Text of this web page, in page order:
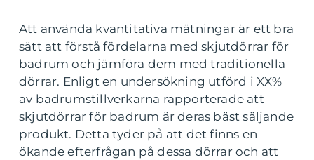
Att använda kvantitativa mätningar är ett bra
sätt att förstå fördelarna med skjutdörrar för
badrum och jämföra dem med traditionella
dörrar. Enligt en undersökning utförd i XX%
av badrumstillverkarna rapporterade att
skjutdörrar för badrum är deras bäst säljande
produkt. Detta tyder på att det finns en
ökande efterfrågan på dessa dörrar och att